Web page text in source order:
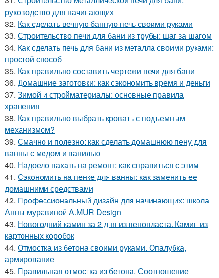
руководство для начинающих
32. Как сделать вечную банную печь своими руками
33. Строительство печи для бани из трубы: шаг за шагом
34. Как сделать печь для бани из металла своими руками:
простой способ
35. Как правильно составить чертежи печи для бани
36. Домашние заготовки: как сэкономить время и деньги
37. Зимой и стройматериалы: основные правила
хранения
38. Как правильно выбрать кровать с подъемным
механизмом?
39. Смачно и полезно: как сделать домашнюю пену для
ванны с медом и ванилью
40. Надоело пахать на ремонт: как справиться с этим
41. Сэкономить на пенке для ванны: как заменить ее
домашними средствами
42. Профессиональный дизайн для начинающих: школа
Анны муравиной A.MUR Design
43. Новогодний камин за 2 дня из пенопласта. Камин из
картонных коробок
44. Отмостка из бетона своими руками. Опалубка,
армирование
45. Правильная отмостка из бетона. Соотношение